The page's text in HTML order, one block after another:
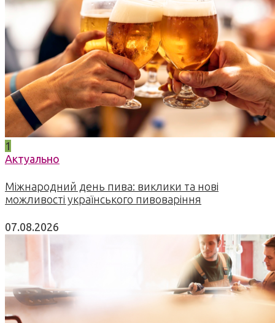
1
Актуально
Міжнародний день пива: виклики та нові
можливості українського пивоваріння
07.08.2026